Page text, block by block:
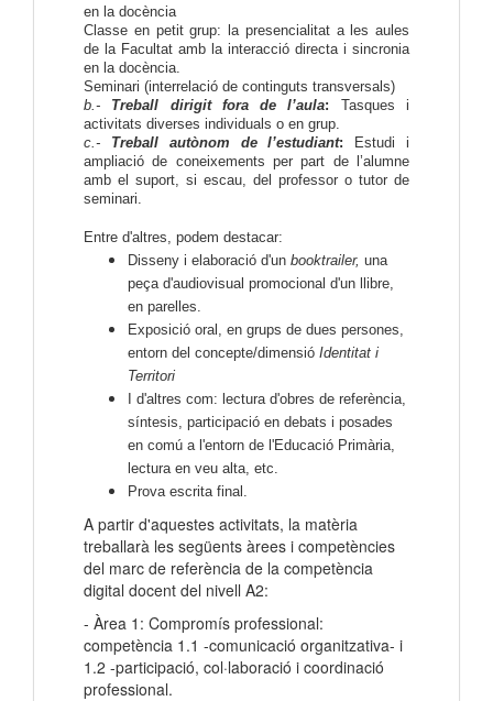
en la docència
Classe en petit grup: la presencialitat a les aules
de la Facultat amb la interacció directa i sincronia
en la docència
Seminari (interrelació de continguts transversals)
b.- Treball dirigit fora de l’aula: Tasques i
activitats diverses individuals o en grup.
c.- Treball autònom de l’estudiant:
Estudi i
ampliació de coneixements per part de l’alumne
amb el suport, si escau, del professor o tutor de
seminari.
Entre d'altres, podem destacar:
Disseny i elaboració d'un booktrailer, una
peça d'audiovisual promocional d'un llibre,
en parelles.
Exposició oral, en grups de dues persones,
entorn del concepte/dimensió Identitat i
Territori
I d'altres com: lectura d'obres de referència,
síntesis, participació en debats i posades
en comú a l'entorn de l'Educació Primària,
lectura en veu alta, etc.
Prova escrita final.
A partir d'aquestes activitats, la matèria
treballarà les següents àrees i competències
del marc de referència de la competència
digital docent del nivell A2:
- Àrea 1: Compromís professional:
competència 1.1 -comunicació organitzativa- i
1.2 -participació, col·laboració i coordinació
professional.